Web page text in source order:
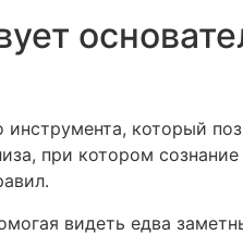
который
при котором
видеть едва